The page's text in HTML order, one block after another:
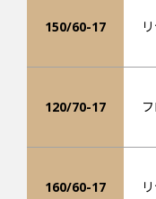
150/60-17
120/70-17
160/60-17